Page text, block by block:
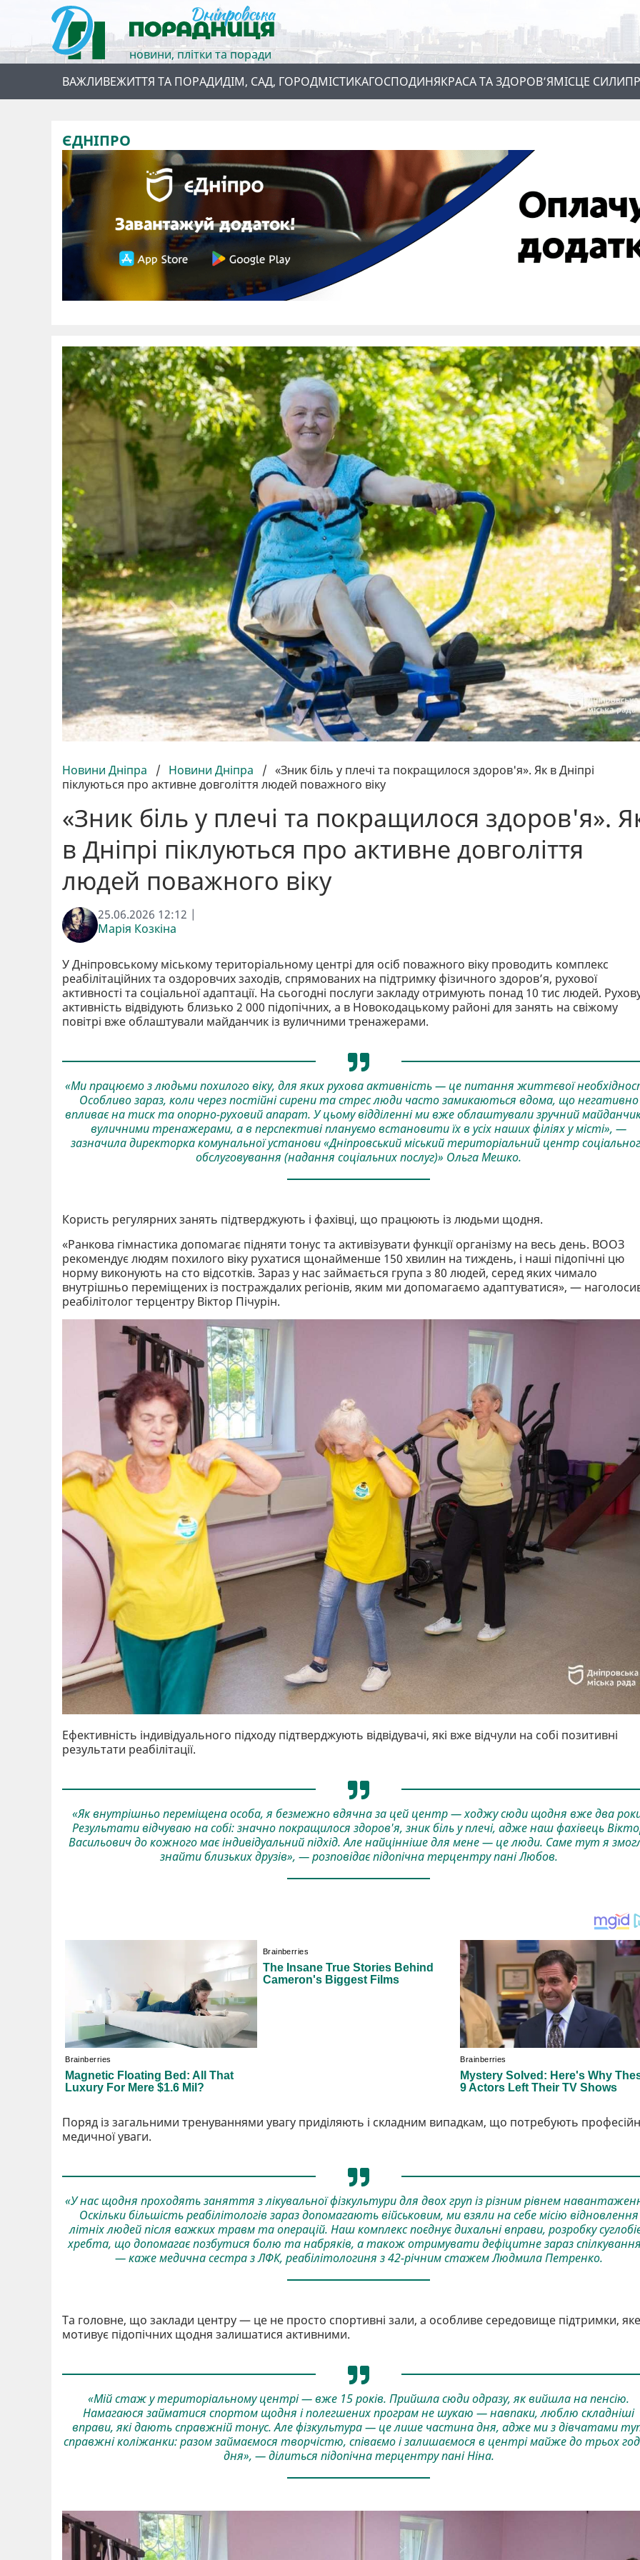
новини, плітки та поради
ВАЖЛИВЕЖИТТЯ ТА ПОРАДИДІМ, САД, ГОРОДМІСТИКАГОСПОДИНЯКРАСА ТА ЗДОРОВ’ЯМІСЦЕ СИЛИ
ЄДНІПРО
Новини Дніпра / Новини Дніпра / «Зник біль у плечі та покращилося здоров'я». Як в Дніпрі
піклуються про активне довголіття людей поважного віку
«Зник біль у плечі та покращилося здоров'я».
в Дніпрі піклуються про активне довголіття
людей поважного віку
25.06.2026 12:12 |
Марія Козкіна
У Дніпровському міському територіальному центрі для осіб поважного віку проводить комплекс
реабілітаційних та оздоровчих заходів, спрямованих на підтримку фізичного здоров’я, рухової
активності та соціальної адаптації. На сьогодні послуги закладу отримують понад 10 тис людей.
активність відвідують близько 2 000 підопічних, а в Новокодацькому районі для занять на свіжому
повітрі вже облаштували майданчик із вуличними тренажерами.
«Ми працюємо з людьми похилого віку, для яких рухова активність — це питання життєвої
Особливо зараз, коли через постійні сирени та стрес люди часто замикаються вдома, що негативно
впливає на тиск та опорно-руховий апарат. У цьому відділенні ми вже облаштували зручний майданчик
вуличними тренажерами, а в перспективі плануємо встановити їх в усіх наших філіях у місті», —
зазначила директорка комунальної установи «Дніпровський міський територіальний центр
обслуговування (надання соціальних послуг)» Ольга Мешко.
Користь регулярних занять підтверджують і фахівці, що працюють із людьми щодня.
«Ранкова гімнастика допомагає підняти тонус та активізувати функції організму на весь день. ВООЗ
рекомендує людям похилого віку рухатися щонайменше 150 хвилин на тиждень, і наші підопічні цю
норму виконують на сто відсотків. Зараз у нас займається група з 80 людей, серед яких чимало
внутрішньо переміщених із постраждалих регіонів, яким ми допомагаємо адаптуватися», —
реабілітолог терцентру Віктор Пічурін.
Ефективність індивідуального підходу підтверджують відвідувачі, які вже відчули на собі позитивні
результати реабілітації.
«Як внутрішньо переміщена особа, я безмежно вдячна за цей центр — ходжу сюди щодня вже два
Результати відчуваю на собі: значно покращилося здоров'я, зник біль у плечі, адже наш фахівець
Васильович до кожного має індивідуальний підхід. Але найцінніше для мене — це люди. Саме тут я
знайти близьких друзів», — розповідає підопічна терцентру пані Любов.
Поряд із загальними тренуваннями увагу приділяють і складним випадкам, що потребують
медичної уваги.
«У нас щодня проходять заняття з лікувальної фізкультури для двох груп із різним рівнем
Оскільки більшість реабілітологів зараз допомагають військовим, ми взяли на себе місію відновлення
літніх людей після важких травм та операцій. Наш комплекс поєднує дихальні вправи, розробку
хребта, що допомагає позбутися болю та набряків, а також отримувати дефіцитне зараз
— каже медична сестра з ЛФК, реабілітологиня з 42-річним стажем Людмила Петренко.
Та головне, що заклади центру — це не просто спортивні зали, а особливе середовище підтримки, яке
мотивує підопічних щодня залишатися активними.
«Мій стаж у територіальному центрі — вже 15 років. Прийшла сюди одразу, як вийшла на пенсію.
Намагаюся займатися спортом щодня і полегшених програм не шукаю — навпаки, люблю складніші
вправи, які дають справжній тонус. Але фізкультура — це лише частина дня, адже ми з дівчатами
справжні коліжанки: разом займаємося творчістю, співаємо і залишаємося в центрі майже до трьох
дня», — ділиться підопічна терцентру пані Ніна.